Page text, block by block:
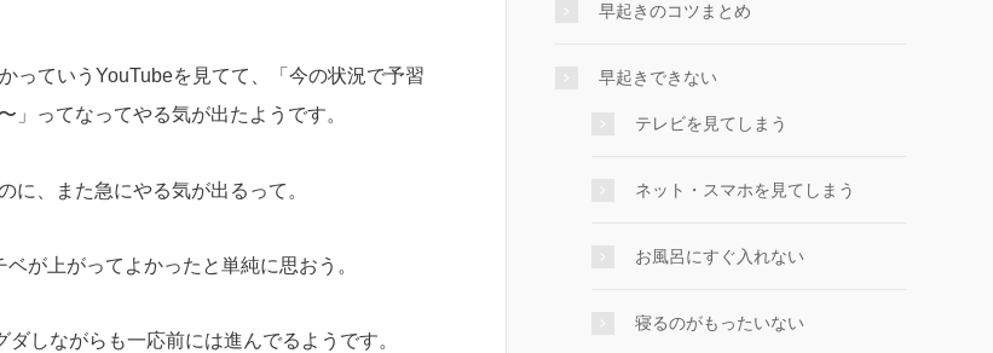
っていうYouTubeを見てて、「今の状況で予習
」ってなってやる気が出たようです。
に、また急にやる気が出るって。
が上がってよかったと単純に思おう。
しながらも一応前には進んでるようです。
早起きのコツまとめ
早起きできない
テレビを見てしまう
ネット・スマホを見てしまう
お風呂にすぐ入れない
寝るのがもったいない